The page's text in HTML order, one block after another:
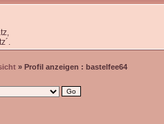
» Profil anzeigen : bastelfee64